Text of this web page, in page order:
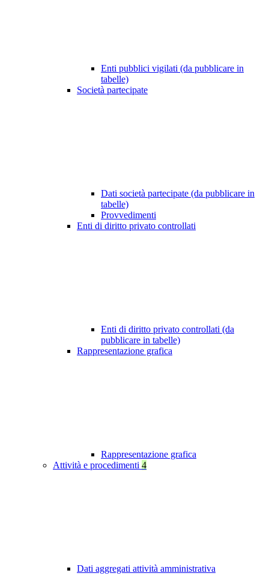
Enti pubblici vigilati (da pubblicare in
tabelle)
Società partecipate
Dati società partecipate (da pubblicare in
tabelle)
Provvedimenti
Enti di diritto privato controllati
Enti di diritto privato controllati (da
pubblicare in tabelle)
Rappresentazione grafica
Rappresentazione grafica
Attività e procedimenti 4
Dati aggregati attività amministrativa